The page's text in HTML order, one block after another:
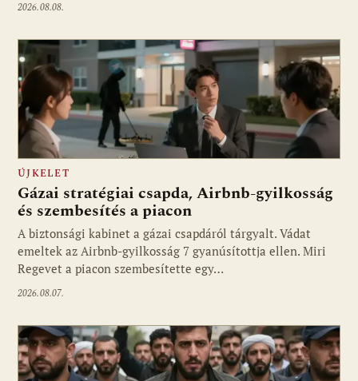
2026.08.08.
ÚJKELET
Gázai stratégiai csapda, Airbnb-gyilkosság
és szembesítés a piacon
A biztonsági kabinet a gázai csapdáról tárgyalt. Vádat
emeltek az Airbnb-gyilkosság 7 gyanúsítottja ellen. Miri
Regevet a piacon szembesítette egy…
2026.08.07.